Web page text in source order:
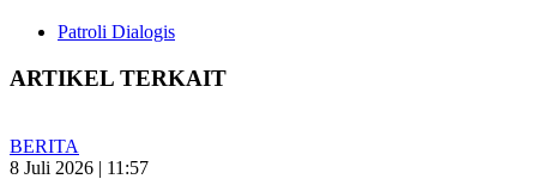
Patroli Dialogis
ARTIKEL TERKAIT
BERITA
8 Juli 2026 | 11:57